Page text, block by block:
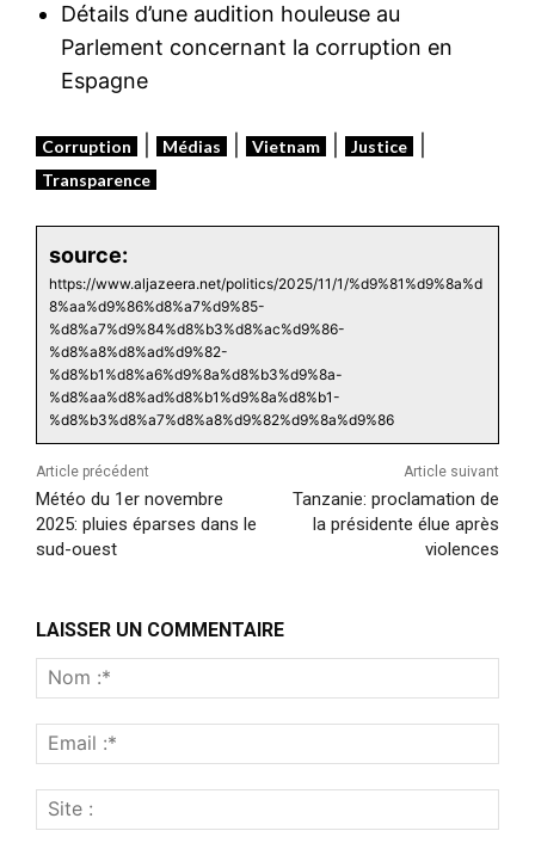
Détails d’une audition houleuse au
Parlement concernant la corruption en
Espagne
Corruption Médias Vietnam Justice
Transparence
source:
https://www.aljazeera.net/politics/2025/11/1/%d9%81%d9%8a%d
8%aa%d9%86%d8%a7%d9%85-
%d8%a7%d9%84%d8%b3%d8%ac%d9%86-
%d8%a8%d8%ad%d9%82-
%d8%b1%d8%a6%d9%8a%d8%b3%d9%8a-
%d8%aa%d8%ad%d8%b1%d9%8a%d8%b1-
%d8%b3%d8%a7%d8%a8%d9%82%d9%8a%d9%86
Article précédent
Météo du 1er novembre
2025: pluies éparses dans le
sud-ouest
Article suivant
Tanzanie: proclamation de
la présidente élue après
violences
LAISSER UN COMMENTAIRE
:*
:*
: